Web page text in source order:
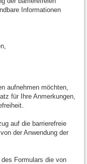
Informationen
aufnehmen möchten,
für Ihre Anmerkungen,
auf die barrierefreie
der Anwendung der
Formulars die von